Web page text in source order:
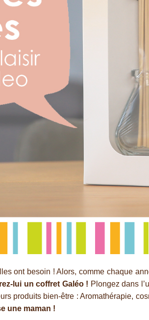
ont besoin ! Alors, comme chaque
lui un coffret Galéo ! Plongez dans
produits bien-être : Aromathérapie,
une maman !